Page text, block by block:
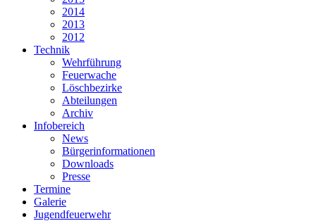
2014
2013
2012
Technik
Wehrführung
Feuerwache
Löschbezirke
Abteilungen
Archiv
Infobereich
News
Bürgerinformationen
Downloads
Presse
Termine
Galerie
Jugendfeuerwehr